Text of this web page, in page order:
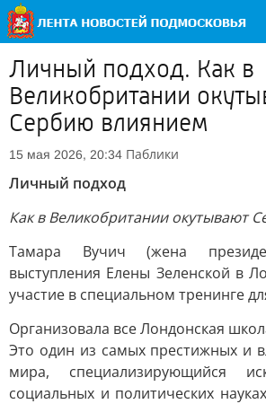
Личный подход. Как в
Великобритании
Сербию влиянием
15 мая 2026, 20:34 Паблики
Личный подход
Как в Великобритании окутывают
Тамара Вучич (жена
выступления Елены Зеленской в
участие в специальном тренинге
Организовала все Лондонская
Это один из самых престижных и
мира, специализирующийся
социальных и политических